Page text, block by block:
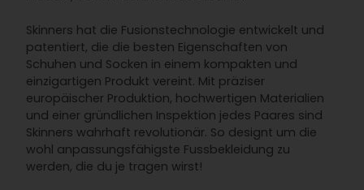
Skinners hat die Fusionstechnologie entwickelt und
patentiert, die die besten Eigenschaften von
Schuhen und Socken in einem kompakten und
einzigartigen Produkt vereint. Mit präziser
europäischer Produktion, hochwertigen Materialien
und einer gründlichen Inspektion jedes Paares sind
Skinners wahrhaft revolutionär. So designt um die
wohl anpassungsfähigste Fussbekleidung zu
werden, die du je tragen wirst!